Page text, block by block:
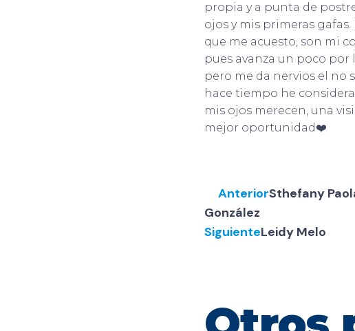
propia y a punta de
ojos y mis primeras
que me acuesto, son mi
pues avanza un poco
pero me da nervios el no
hace tiempo he
mis ojos merecen, una
mejor oportunidad❤️
AnteriorSthefany
González
SiguienteLeidy Melo